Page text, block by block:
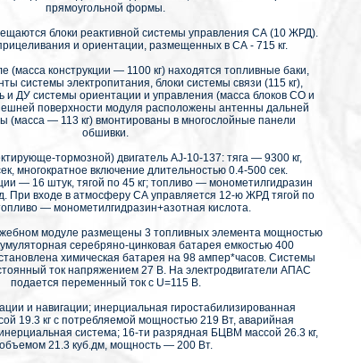
прямоугольной формы.
блоки реактивной системы управления СА (10 ЖРД).
и ориентации, размещенных в СА - 715 кг.
(масса конструкции — 1100 кг) находятся топливные баки,
системы электропитания, блоки системы связи (115 кг),
и ДУ системы ориентации и управления (масса блоков СО и
поверхности модуля расположены антенны дальней
(масса — 113 кг) вмонтированы в многослойные панели
обшивки.
тормозной) двигатель AJ-10-137: тяга — 9300 кг,
многократное включение длительностью 0.4-500 сек.
— 16 штук, тягой по 45 кг; топливо — монометилгидразин
При входе в атмосферу СА управляется 12-ю ЖРД тягой по
— монометилгидразин+азотная кислота.
модуле размещены 3 топливных элемента мощностью
серебряно-цинковая батарея емкостью 400
химическая батарея на 98 ампер*часов. Системы
ток напряжением 27 В. На электродвигатели АПАС
подается переменный ток с U=115 В.
и навигации; инерциальная гиростабилизированная
19.3 кг с потребляемой мощностью 219 Вт, аварийная
система; 16-ти разрядная БЦВМ массой 26.3 кг,
объемом 21.3 куб.дм, мощность — 200 Вт.